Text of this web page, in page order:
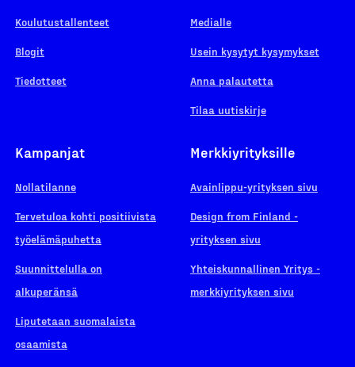
Koulutustallenteet
Blogit
Tiedotteet
Medialle
Usein kysytyt kysymykset
Anna palautetta
Tilaa uutiskirje
Kampanjat
Nollatilanne
Tervetuloa kohti positiivista
työelämäpuhetta
Suunnittelulla on
alkuperänsä
Liputetaan suomalaista
osaamista
Merkkiyrityksille
Avainlippu-yrityksen sivu
Design from Finland -
yrityksen sivu
Yhteiskunnallinen Yritys -
merkkiyrityksen sivu